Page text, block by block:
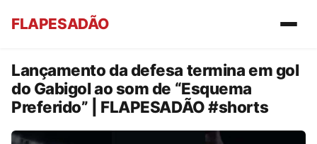
FLAPESADÃO
Lançamento da defesa termina em gol
do Gabigol ao som de “Esquema
Preferido” | FLAPESADÃO #shorts